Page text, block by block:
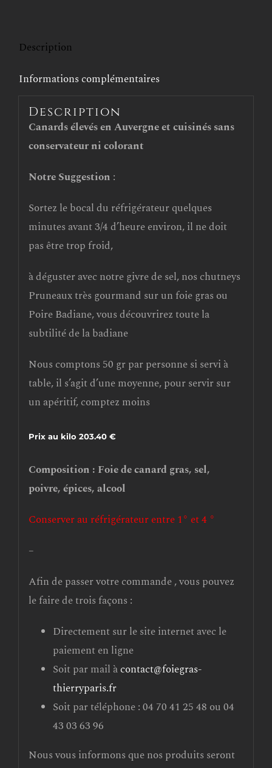
Description
Informations complémentaires
Description
Canards élevés en Auvergne et cuisinés sans
conservateur ni colorant
Notre Suggestion :
Sortez le bocal du réfrigérateur quelques
minutes avant 3/4 d’heure environ, il ne doit
pas être trop froid,
à déguster avec notre givre de sel, nos chutneys
Pruneaux très gourmand sur un foie gras ou
Poire Badiane, vous découvrirez toute la
subtilité de la badiane
Nous comptons 50 gr par personne si servi à
table, il s’agit d’une moyenne, pour servir sur
un apéritif, comptez moins
Prix au kilo 203.40 €
Composition : Foie de canard gras, sel,
poivre, épices, alcool
Conserver au réfrigérateur entre 1° et 4 °
–
Afin de passer votre commande , vous pouvez
le faire de trois façons :
Directement sur le site internet avec le
paiement en ligne
Soit par mail àcontact@foiegras-
thierryparis.fr
Soit par téléphone : 04 70 41 25 48 ou 04
43 03 63 96
Nous vous informons que nos produits seront